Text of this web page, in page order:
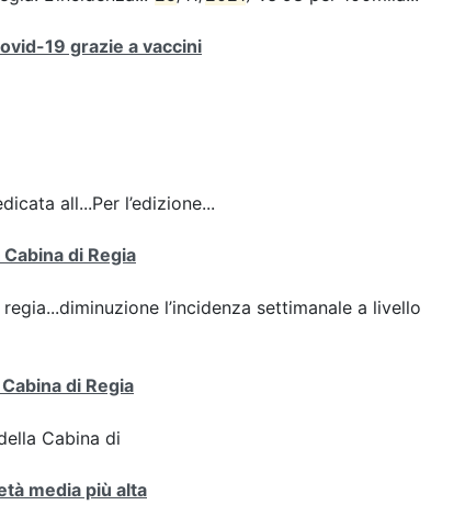
19 grazie a vaccini
all...Per l’edizione...
di Regia
l’incidenza settimanale a livello
di Regia
Cabina di
media più alta